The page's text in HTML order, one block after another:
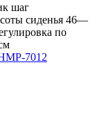
шаг
сиденья 46—
по
7012